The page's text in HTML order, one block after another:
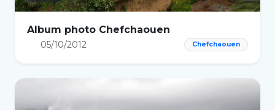
Album photo Chefchaouen
05/10/2012 Chefchaouen